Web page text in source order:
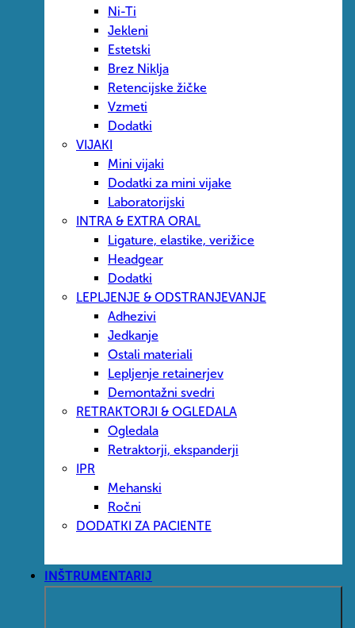
Ni-Ti
Jekleni
Estetski
Brez Niklja
Retencijske žičke
Vzmeti
Dodatki
VIJAKI
Mini vijaki
Dodatki za mini vijake
Laboratorijski
INTRA & EXTRA ORAL
Ligature, elastike, verižice
Headgear
Dodatki
LEPLJENJE & ODSTRANJEVANJE
Adhezivi
Jedkanje
Ostali materiali
Lepljenje retainerjev
Demontažni svedri
RETRAKTORJI & OGLEDALA
Ogledala
Retraktorji, ekspanderji
IPR
Mehanski
Ročni
DODATKI ZA PACIENTE
INŠTRUMENTARIJ